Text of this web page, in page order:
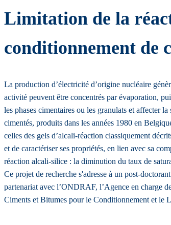
Limitation de la
conditionnement de
La production d’électricité d’origine nucléaire
activité peuvent être concentrés par évaporation,
les phases cimentaires ou les granulats et affecter
cimentés, produits dans les années 1980 en
celles des gels d’alcali-réaction classiquement
et de caractériser ses propriétés, en lien avec sa
réaction alcali-silice : la diminution du taux de
Ce projet de recherche s'adresse à un post-
partenariat avec l’ONDRAF, l’Agence en charge
Ciments et Bitumes pour le Conditionnement et le